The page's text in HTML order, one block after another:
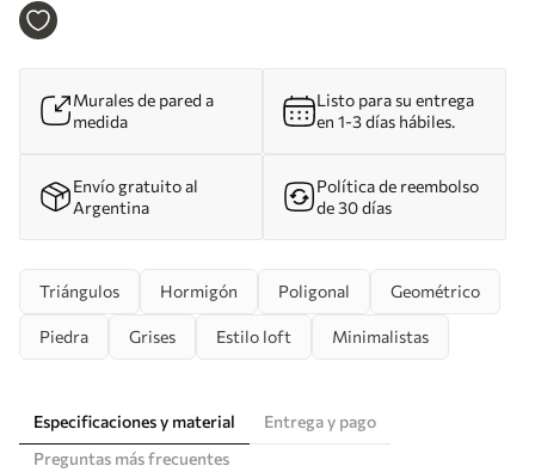
u97345
Murales de pared a
medida
Listo para su entrega
en 1-3 días hábiles.
Envío gratuito al
Argentina
Política de reembolso
de 30 días
Triángulos Hormigón Poligonal Geométrico
Piedra Grises Estilo loft Minimalistas
Especificaciones y material
Entrega y pago
Preguntas más frecuentes